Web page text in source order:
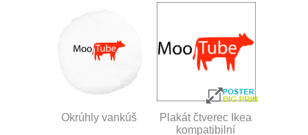
Okrúhly vankúš
Plakát čtverec Ikea
kompatibilní